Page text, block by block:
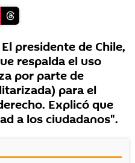
presidente de Chile,
respalda el uso
por parte de
para el
Explicó que
a los ciudadanos".